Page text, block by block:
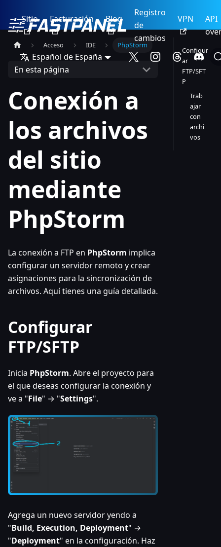
Sitio Facturación Blog
Registro
de
cambios
VPN
API
Español de España
Acceso IDE PhpStorm
En esta página
Conexión a
los archivos
del sitio
mediante
PhpStorm
La conexión a FTP en PhpStorm implica
configurar un servidor remoto y crear
asignaciones para la sincronización de
archivos. Aquí tienes una guía detallada.
Configurar
FTP/SFTP
Inicia PhpStorm. Abre el proyecto para
el que deseas configurar la conexión y
ve a "File" → "Settings".
Agrega un nuevo servidor yendo a
"Build, Execution, Deployment" →
"Deployment" en la configuración. Haz
Configur
ar
FTP/SFT
P
Trab
ajar
con
archi
vos